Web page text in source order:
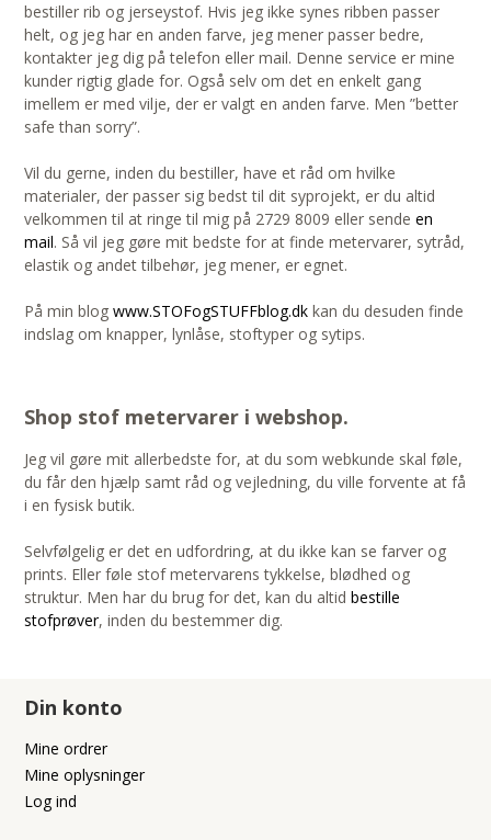
bestiller rib og jerseystof. Hvis jeg ikke synes ribben passer
helt, og jeg har en anden farve, jeg mener passer bedre,
kontakter jeg dig på telefon eller mail. Denne service er mine
kunder rigtig glade for. Også selv om det en enkelt gang
imellem er med vilje, der er valgt en anden farve. Men ”better
safe than sorry”.
Vil du gerne, inden du bestiller, have et råd om hvilke
materialer, der passer sig bedst til dit syprojekt, er du altid
velkommen til at ringe til mig på 2729 8009 eller sendeen
mail. Så vil jeg gøre mit bedste for at finde metervarer, sytråd,
elastik og andet tilbehør, jeg mener, er egnet.
På min blogwww.STOFogSTUFFblog.dk kan du desuden finde
indslag om knapper, lynlåse, stoftyper og sytips.
Shop stof metervarer i webshop.
Jeg vil gøre mit allerbedste for, at du som webkunde skal føle,
du får den hjælp samt råd og vejledning, du ville forvente at få
i en fysisk butik.
Selvfølgelig er det en udfordring, at du ikke kan se farver og
prints. Eller føle stof metervarens tykkelse, blødhed og
struktur. Men har du brug for det, kan du altidbestille
stofprøver, inden du bestemmer dig.
Din konto
Mine ordrer
Mine oplysninger
Log ind